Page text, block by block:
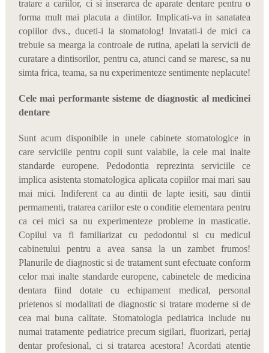
tratare a cariilor, ci si inserarea de aparate dentare pentru o
forma mult mai placuta a dintilor. Implicati-va in sanatatea
copiilor dvs., duceti-i la stomatolog! Invatati-i de mici ca
trebuie sa mearga la controale de rutina, apelati la servicii de
curatare a dintisorilor, pentru ca, atunci cand se maresc, sa nu
simta frica, teama, sa nu experimenteze sentimente neplacute!
Cele mai performante sisteme de diagnostic al medicinei
dentare
Sunt acum disponibile in unele cabinete stomatologice in
care serviciile pentru copii sunt valabile, la cele mai inalte
standarde europene. Pedodontia reprezinta serviciile ce
implica asistenta stomatologica aplicata copiilor mai mari sau
mai mici. Indiferent ca au dintii de lapte iesiti, sau dintii
permamenti, tratarea cariilor este o conditie elementara pentru
ca cei mici sa nu experimenteze probleme in masticatie.
Copilul va fi familiarizat cu pedodontul si cu medicul
cabinetului pentru a avea sansa la un zambet frumos!
Planurile de diagnostic si de tratament sunt efectuate conform
celor mai inalte standarde europene, cabinetele de medicina
dentara fiind dotate cu echipament medical, personal
prietenos si modalitati de diagnostic si tratare moderne si de
cea mai buna calitate. Stomatologia pediatrica include nu
numai tratamente pediatrice precum sigilari, fluorizari, periaj
dentar profesional, ci si tratarea acestora! Acordati atentie